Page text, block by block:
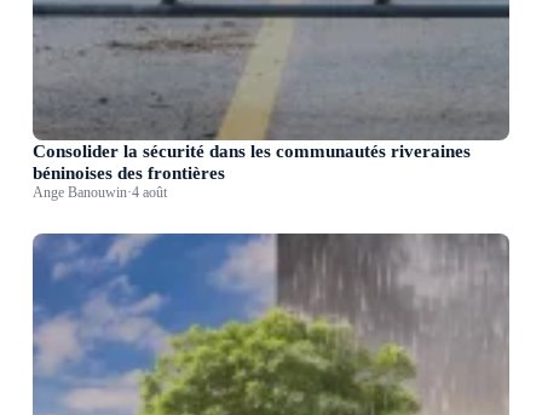
Consolider la sécurité dans les communautés riveraines
béninoises des frontières
Ange Banouwin·4 août